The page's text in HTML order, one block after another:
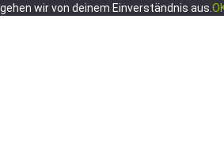
gehen wir von deinem Einverständnis aus.